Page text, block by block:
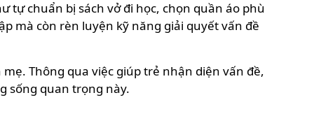
tự chuẩn bị sách vở đi học, chọn quần áo phù
mà còn rèn luyện kỹ năng giải quyết vấn đề
Thông qua việc giúp trẻ nhận diện vấn đề,
sống quan trọng này.